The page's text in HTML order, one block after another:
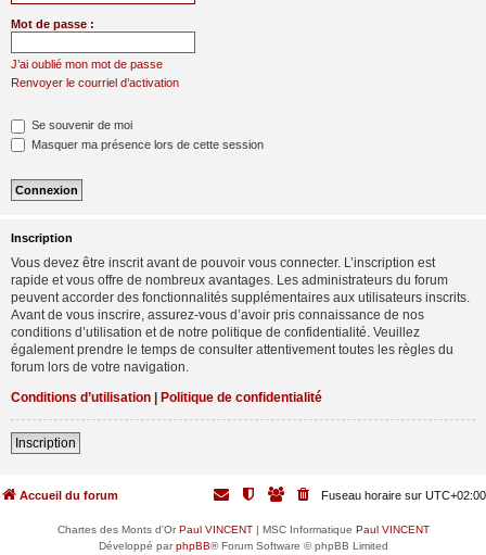
Mot de passe :
J’ai oublié mon mot de passe
Renvoyer le courriel d’activation
Se souvenir de moi
Masquer ma présence lors de cette session
Inscription
Vous devez être inscrit avant de pouvoir vous connecter. L’inscription est
rapide et vous offre de nombreux avantages. Les administrateurs du forum
peuvent accorder des fonctionnalités supplémentaires aux utilisateurs inscrits.
Avant de vous inscrire, assurez-vous d’avoir pris connaissance de nos
conditions d’utilisation et de notre politique de confidentialité. Veuillez
également prendre le temps de consulter attentivement toutes les règles du
forum lors de votre navigation.
Conditions d’utilisation | Politique de confidentialité
Inscription
Accueil du forum Fuseau horaire sur UTC+02:00
Chartes des Monts d'OrPaul VINCENT| MSC Informatique Paul VINCENT
Développé parphpBB® Forum Software © phpBB Limited